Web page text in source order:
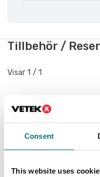
Consent
This website uses
Tillbehör /
Visar 1 / 1